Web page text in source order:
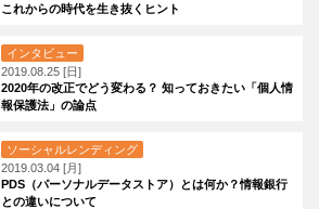
これからの時代を生き抜くヒント
インタビュー
2019.08.25 [日]
2020年の改正でどう変わる？ 知っておきたい「個人情
報保護法」の論点
ソーシャルレンディング
2019.03.04 [月]
PDS（パーソナルデータストア）とは何か？情報銀行
との違いについて